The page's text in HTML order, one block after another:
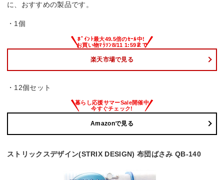
に、おすすめの製品です。
・1個
楽天市場で見る
・12個セット
Amazonで見る
ストリックスデザイン(STRIX DESIGN) 布団ばさみ QB-140